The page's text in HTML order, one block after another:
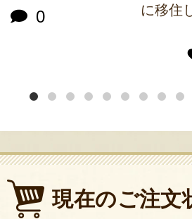
0
に移住
現在のご注文